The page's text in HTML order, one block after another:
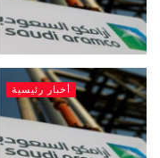
أخبار رئيسية